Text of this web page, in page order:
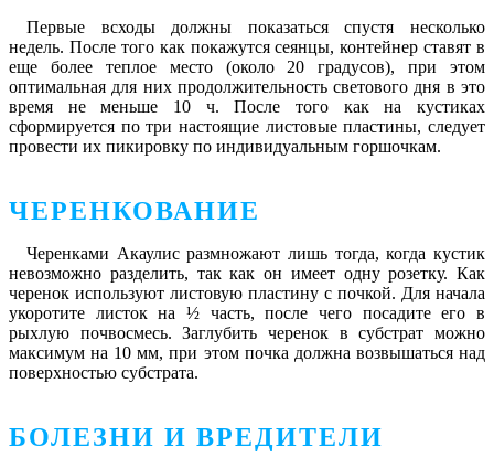
Первые всходы должны показаться спустя несколько
недель. После того как покажутся сеянцы, контейнер ставят в
еще более теплое место (около 20 градусов), при этом
оптимальная для них продолжительность светового дня в это
время не меньше 10 ч. После того как на кустиках
сформируется по три настоящие листовые пластины, следует
провести их пикировку по индивидуальным горшочкам.
ЧЕРЕНКОВАНИЕ
Черенками Акаулис размножают лишь тогда, когда кустик
невозможно разделить, так как он имеет одну розетку. Как
черенок используют листовую пластину с почкой. Для начала
укоротите листок на ½ часть, после чего посадите его в
рыхлую почвосмесь. Заглубить черенок в субстрат можно
максимум на 10 мм, при этом почка должна возвышаться над
поверхностью субстрата.
БОЛЕЗНИ И ВРЕДИТЕЛИ